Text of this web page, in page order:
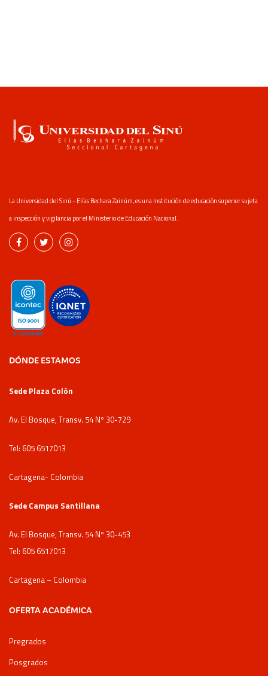
La Universidad del Sinú - Elías Bechara Zainúm, es una Institución de educación superior sujeta
a inspección y vigilancia por el Ministerio de Educación Nacional.
DÓNDE ESTAMOS
Sede Plaza Colón
Av. El Bosque, Transv. 54 Nº 30-729
Tel: 605 6517013
Cartagena- Colombia
Sede Campus Santillana
Av. El Bosque, Transv. 54 Nº 30-453
Tel: 605 6517013
Cartagena – Colombia
OFERTA ACADÉMICA
Pregrados
Posgrados